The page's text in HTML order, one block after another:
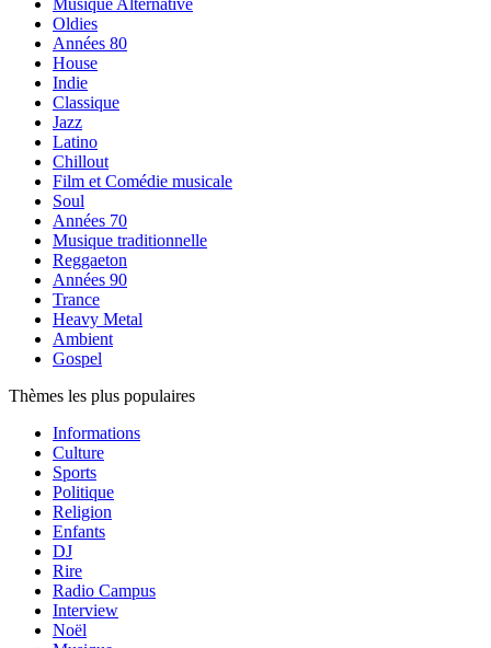
Musique Alternative
Oldies
Années 80
House
Indie
Classique
Jazz
Latino
Chillout
Film et Comédie musicale
Soul
Années 70
Musique traditionnelle
Reggaeton
Années 90
Trance
Heavy Metal
Ambient
Gospel
Thèmes les plus populaires
Informations
Culture
Sports
Politique
Religion
Enfants
DJ
Rire
Radio Campus
Interview
Noël